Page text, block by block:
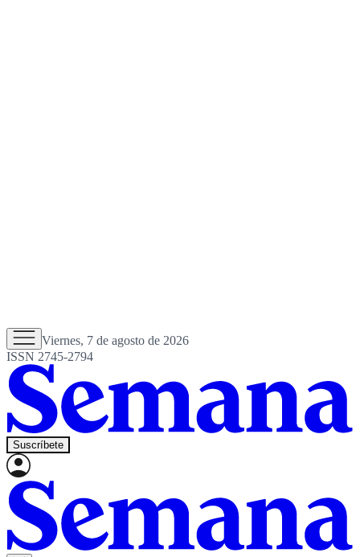
Viernes, 7 de agosto de 2026
ISSN 2745-2794
Suscríbete